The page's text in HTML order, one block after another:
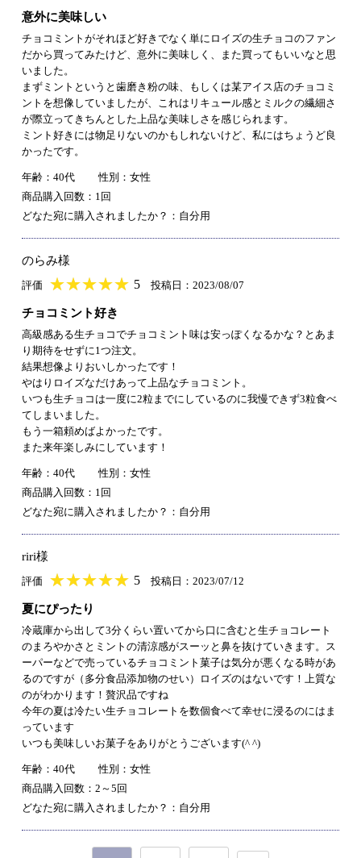
意外に美味しい
チョコミントがそれほど好きでなく単にロイズの生チョコのファン
だから買ってみたけど、意外に美味しく、また買ってもいいなと思
いました。
まずミントというと歯磨き粉の味、もしくは某アイス店のチョコミ
ントを想像していましたが、これはリキュール感とミルクの繊細さ
が際立ってきちんとした上品な美味しさを感じられます。
ミント好きには物足りないのかもしれないけど、私にはちょうど良
かったです。
年齢：40代
性別：女性
商品購入回数：1回
どなた宛に購入されましたか？：自分用
のらみ様
評価 ★★★★★
★★★★★ 5 投稿日：2023/08/07
チョコミント好き
高級感ある生チョコでチョコミント味は安っぽくなるかな？とあま
り期待をせずに1つ注文。
結果想像よりおいしかったです！
やはりロイズなだけあって上品なチョコミント。
いつも生チョコは一度に2粒までにしているのに我慢できず3粒食べ
てしまいました。
もう一箱頼めばよかったです。
また来年楽しみにしています！
年齢：40代
性別：女性
商品購入回数：1回
どなた宛に購入されましたか？：自分用
riri様
評価 ★★★★★
★★★★★ 5 投稿日：2023/07/12
夏にぴったり
冷蔵庫から出して3分くらい置いてから口に含むと生チョコレート
のまろやかさとミントの清涼感がスーッと鼻を抜けていきます。ス
ーパーなどで売っているチョコミント菓子は気分が悪くなる時があ
るのですが（多分食品添加物のせい）ロイズのはないです！上質な
のがわかります！贅沢品ですね
今年の夏は冷たい生チョコレートを数個食べて幸せに浸るのにはま
っています
いつも美味しいお菓子をありがとうございます(^ ^)
年齢：40代
性別：女性
商品購入回数：2～5回
どなた宛に購入されましたか？：自分用